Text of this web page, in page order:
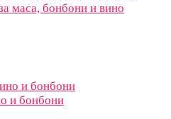
маса, бонбони и вино
и бонбони